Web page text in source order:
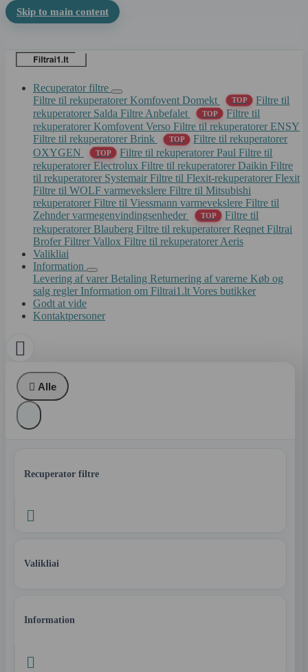
Skip to main content
Recuperator filtre
Filtre til rekuperatorer Komfovent Domekt
TOP
Filtre til
rekuperatorer Salda Filtre Anbefalet TOP
Filtre til
rekuperatorer Komfovent Verso Filtre til rekuperatorer ENSY
Filtre til rekuperatorer Brink
TOP
Filtre til rekuperatorer
OXYGEN
TOP Filtre til rekuperatorer PaulFiltre til
rekuperatorer Electrolux Filtre til rekuperatorer Daikin Filtre
til rekuperatorer Systemair Filtre til Flexit-rekuperatorer Flexit
Filtre til WOLF varmevekslere Filtre til Mitsubishi
rekuperatorer Filtre til Viessmann varmevekslere Filtre til
Zehnder varmegenvindingsenheder
TOP
Filtre til
rekuperatorer Blauberg Filtre til rekuperatorer Reqnet Filtrai
Brofer Filtrer Vallox Filtre til rekuperatorer Aeris
Valikliai
Information
Levering af varer Betaling Returnering af varerne Køb og
salg regler Information om Filtrai1.lt Vores butikker
Godt at vide
Kontaktpersoner

 Alle
Recuperator filtre

Valikliai
Information
